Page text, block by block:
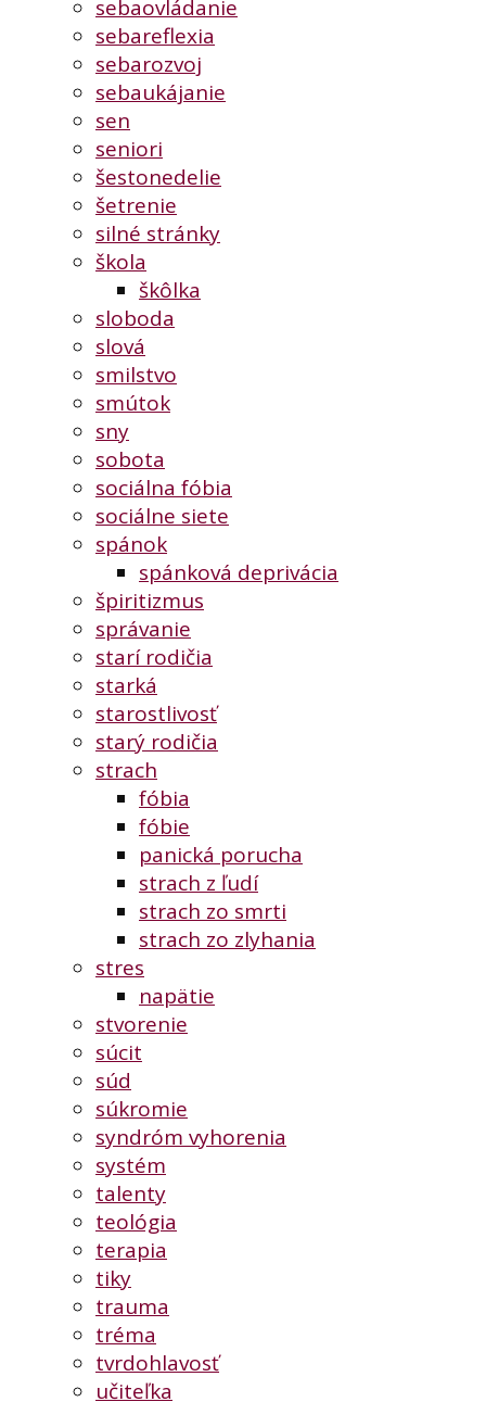
sebaovládanie
sebareflexia
sebarozvoj
sebaukájanie
sen
seniori
šestonedelie
šetrenie
silné stránky
škola
škôlka
sloboda
slová
smilstvo
smútok
sny
sobota
sociálna fóbia
sociálne siete
spánok
spánková deprivácia
špiritizmus
správanie
starí rodičia
starká
starostlivosť
starý rodičia
strach
fóbia
fóbie
panická porucha
strach z ľudí
strach zo smrti
strach zo zlyhania
stres
napätie
stvorenie
súcit
súd
súkromie
syndróm vyhorenia
systém
talenty
teológia
terapia
tiky
trauma
tréma
tvrdohlavosť
učiteľka